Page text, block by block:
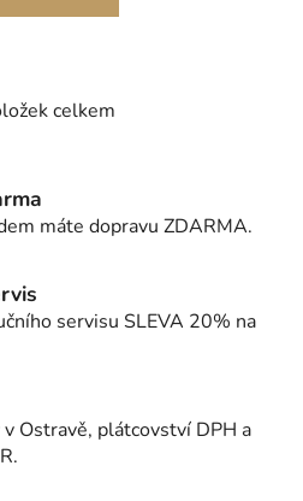
O
á
d
í
p
y
celkem
máte dopravu ZDARMA.
servisu SLEVA 20% na
Ostravě, plátcovství DPH a